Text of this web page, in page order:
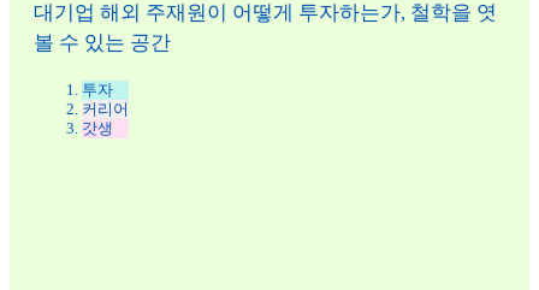
대기업 해외 주재원이 어떻게 투자하는가, 철학을 엿
볼 수 있는 공간
투자
커리어
갓생